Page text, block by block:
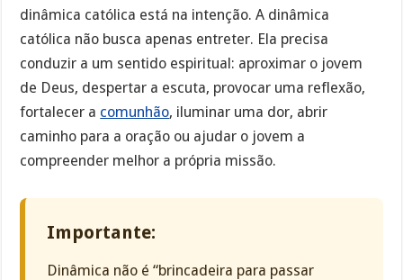
dinâmica católica está na intenção. A dinâmica
católica não busca apenas entreter. Ela precisa
conduzir a um sentido espiritual: aproximar o jovem
de Deus, despertar a escuta, provocar uma reflexão,
fortalecer a comunhão, iluminar uma dor, abrir
caminho para a oração ou ajudar o jovem a
compreender melhor a própria missão.
Importante:
Dinâmica não é “brincadeira para passar